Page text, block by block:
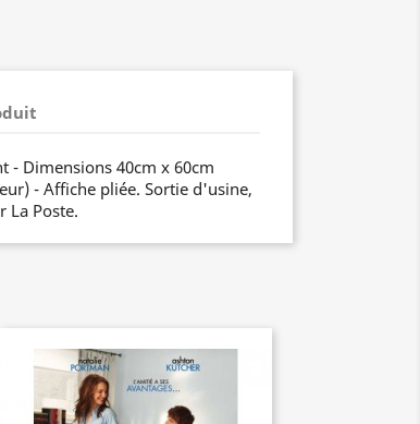
- Dimensions 40cm x 60cm
- Affiche pliée. Sortie d'usine,
La Poste.